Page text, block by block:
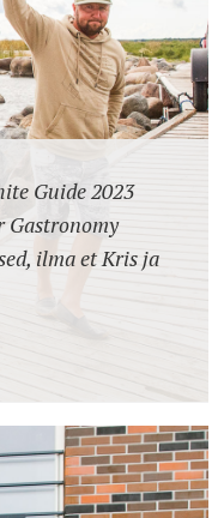
Guide 2023
Gastronomy
ilma et Kris ja